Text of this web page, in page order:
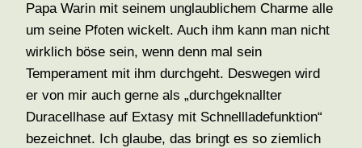
Papa Warin mit seinem unglaublichem Charme alle
um seine Pfoten wickelt. Auch ihm kann man nicht
wirklich böse sein, wenn denn mal sein
Temperament mit ihm durchgeht. Deswegen wird
er von mir auch gerne als „durchgeknallter
Duracellhase auf Extasy mit Schnellladefunktion“
bezeichnet. Ich glaube, das bringt es so ziemlich